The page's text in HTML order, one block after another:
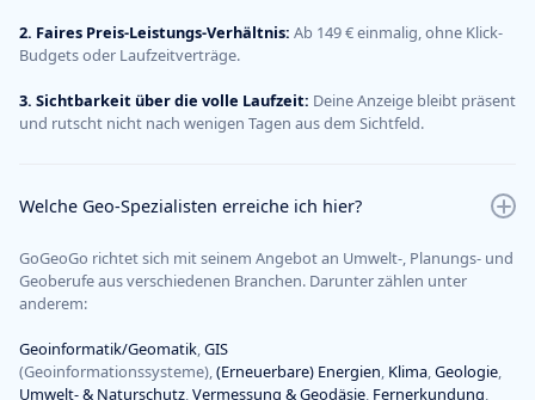
2. Faires Preis-Leistungs-Verhältnis: Ab 149 € einmalig, ohne Klick-
Budgets oder Laufzeitverträge.
3. Sichtbarkeit über die volle Laufzeit: Deine Anzeige bleibt präsent
und rutscht nicht nach wenigen Tagen aus dem Sichtfeld.
Welche Geo-Spezialisten erreiche ich hier?
GoGeoGo richtet sich mit seinem Angebot an Umwelt-, Planungs- und
Geoberufe aus verschiedenen Branchen. Darunter zählen unter
anderem:
Geoinformatik/Geomatik,GIS
(Geoinformationssysteme),(Erneuerbare) Energien, Klima,Geologie,
Umwelt- & Naturschutz,Vermessung & Geodäsie, Fernerkundung,